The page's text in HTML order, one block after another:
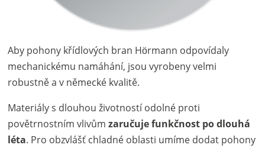
Aby pohony křídlových bran Hörmann odpovídaly
mechanickému namáhání, jsou vyrobeny velmi
robustně a v německé kvalitě.
Materiály s dlouhou životností odolné proti
povětrnostním vlivůmzaručuje funkčnost po dlouhá
léta. Pro obzvlášť chladné oblasti umíme dodat pohony